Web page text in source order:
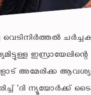
വെടിനിർത്തൽ
അമേരിക്ക
'ദി ന്യൂയോർക്ക്